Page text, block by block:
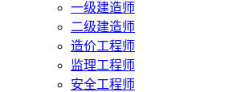
一级建造师
二级建造师
造价工程师
监理工程师
安全工程师